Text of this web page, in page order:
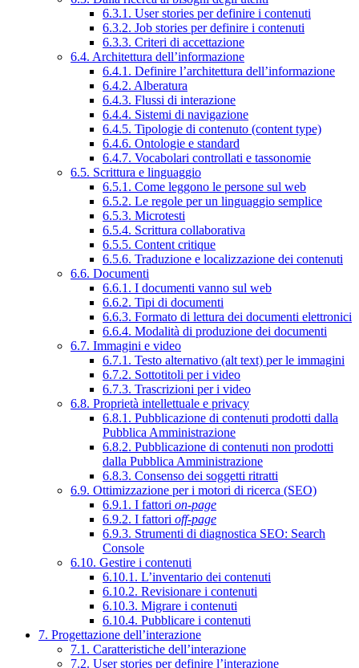
6.3.1. User stories per definire i contenuti
6.3.2. Job stories per definire i contenuti
6.3.3. Criteri di accettazione
6.4. Architettura dell’informazione
6.4.1. Definire l’architettura dell’informazione
6.4.2. Alberatura
6.4.3. Flussi di interazione
6.4.4. Sistemi di navigazione
6.4.5. Tipologie di contenuto (content type)
6.4.6. Ontologie e standard
6.4.7. Vocabolari controllati e tassonomie
6.5. Scrittura e linguaggio
6.5.1. Come leggono le persone sul web
6.5.2. Le regole per un linguaggio semplice
6.5.3. Microtesti
6.5.4. Scrittura collaborativa
6.5.5. Content critique
6.5.6. Traduzione e localizzazione dei contenuti
6.6. Documenti
6.6.1. I documenti vanno sul web
6.6.2. Tipi di documenti
6.6.3. Formato di lettura dei documenti elettronici
6.6.4. Modalità di produzione dei documenti
6.7. Immagini e video
6.7.1. Testo alternativo (alt text) per le immagini
6.7.2. Sottotitoli per i video
6.7.3. Trascrizioni per i video
6.8. Proprietà intellettuale e privacy
6.8.1. Pubblicazione di contenuti prodotti dalla
Pubblica Amministrazione
6.8.2. Pubblicazione di contenuti non prodotti
dalla Pubblica Amministrazione
6.8.3. Consenso dei soggetti ritratti
6.9. Ottimizzazione per i motori di ricerca (SEO)
6.9.1. I fattori on-page
6.9.2. I fattori off-page
6.9.3. Strumenti di diagnostica SEO: Search
Console
6.10. Gestire i contenuti
6.10.1. L’inventario dei contenuti
6.10.2. Revisionare i contenuti
6.10.3. Migrare i contenuti
6.10.4. Pubblicare i contenuti
7. Progettazione dell’interazione
7.1. Caratteristiche dell’interazione
7.2. User stories per definire l’interazione